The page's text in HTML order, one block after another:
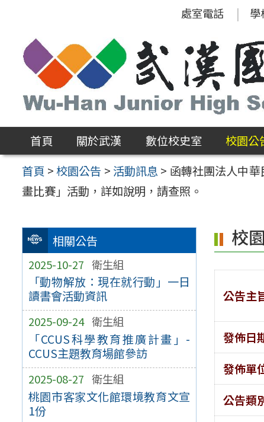
區
處室電話 學
首頁 關於武漢 數位校史室 校園公
首頁 >校園公告 > 活動訊息 > 函轉社團法人中
畫比賽」活動，詳如說明，請查照。
相關公告
2025-10-27 衛生組
「動物解放：現在就行動」一日
讀書會活動資訊
2025-09-24 衛生組
「CCUS科學教育推廣計畫」-
CCUS主題教育場館參訪
2025-08-27 衛生組
桃園市客家文化館環境教育文宣
1份
校
公告主
發佈日
發佈單
公告類